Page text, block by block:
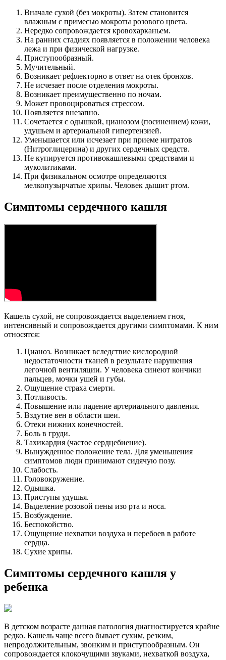
Вначале сухой (без мокроты). Затем становится
влажным с примесью мокроты розового цвета.
Нередко сопровождается кровохарканьем.
На ранних стадиях появляется в положении человека
лежа и при физической нагрузке.
Приступообразный.
Мучительный.
Возникает рефлекторно в ответ на отек бронхов.
Не исчезает после отделения мокроты.
Возникает преимущественно по ночам.
Может провоцироваться стрессом.
Появляется внезапно.
Сочетается с одышкой, цианозом (посинением) кожи,
удушьем и артериальной гипертензией.
Уменьшается или исчезает при приеме нитратов
(Нитроглицерина) и других сердечных средств.
Не купируется противокашлевыми средствами и
муколитиками.
При физикальном осмотре определяются
мелкопузырчатые хрипы. Человек дышит ртом.
Симптомы сердечного кашля
Кашель сухой, не сопровождается выделением гноя,
интенсивный и сопровождается другими симптомами. К ним
относятся:
Цианоз. Возникает вследствие кислородной
недостаточности тканей в результате нарушения
легочной вентиляции. У человека синеют кончики
пальцев, мочки ушей и губы.
Ощущение страха смерти.
Потливость.
Повышение или падение артериального давления.
Вздутие вен в области шеи.
Отеки нижних конечностей.
Боль в груди.
Тахикардия (частое сердцебиение).
Вынужденное положение тела. Для уменьшения
симптомов люди принимают сидячую позу.
Слабость.
Головокружение.
Одышка.
Приступы удушья.
Выделение розовой пены изо рта и носа.
Возбуждение.
Беспокойство.
Ощущение нехватки воздуха и перебоев в работе
сердца.
Сухие хрипы.
Симптомы сердечного кашля у
ребенка
В детском возрасте данная патология диагностируется крайне
редко. Кашель чаще всего бывает сухим, резким,
непродолжительным, звонким и приступообразным. Он
сопровождается клокочущими звуками, нехваткой воздуха,